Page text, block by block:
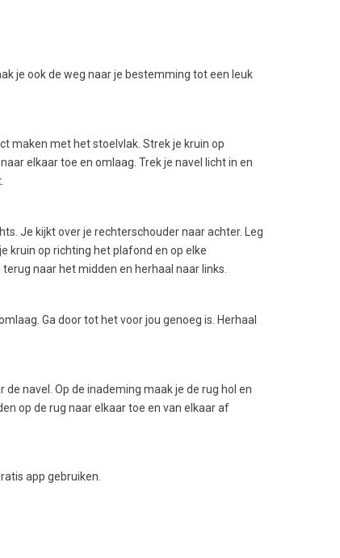
je ook de weg naar je bestemming tot een leuk
maken met het stoelvlak. Strek je kruin op
elkaar toe en omlaag. Trek je navel licht in en
Je kijkt over je rechterschouder naar achter. Leg
kruin op richting het plafond en op elke
naar het midden en herhaal naar links.
Ga door tot het voor jou genoeg is. Herhaal
navel. Op de inademing maak je de rug hol en
op de rug naar elkaar toe en van elkaar af
app gebruiken.